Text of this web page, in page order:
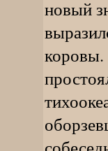
новый
коровы.